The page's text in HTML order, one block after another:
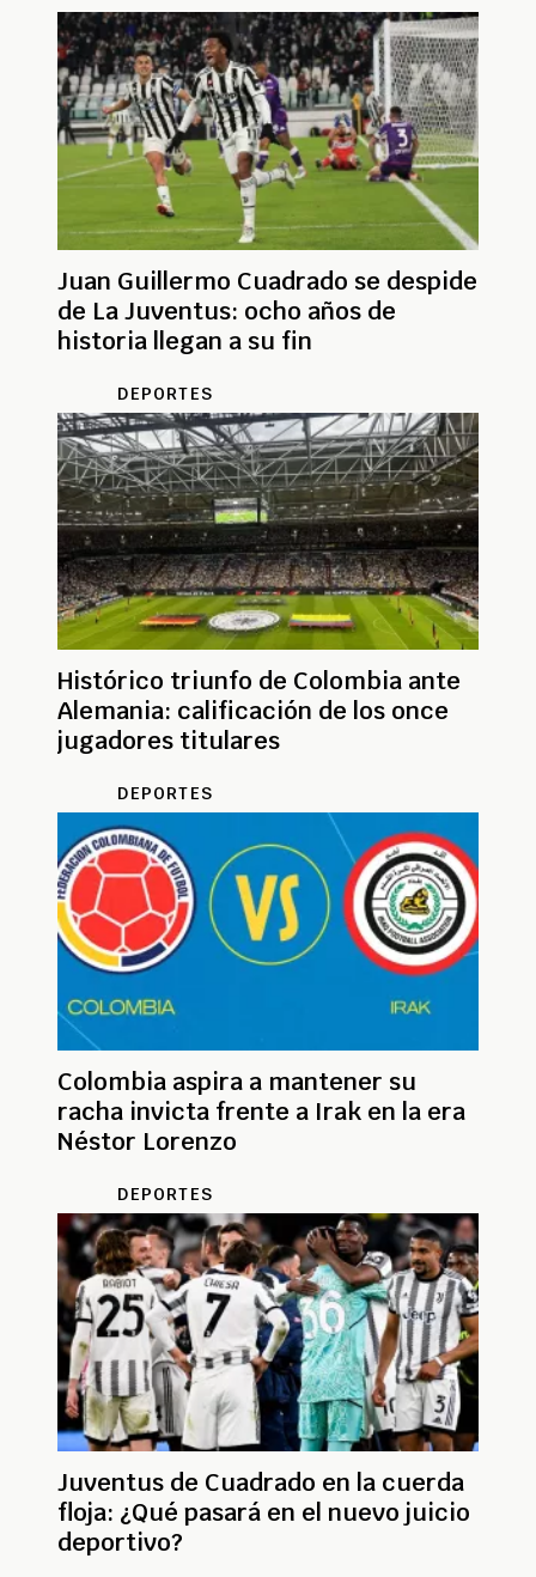
Juan Guillermo Cuadrado se despide
de La Juventus: ocho años de
historia llegan a su fin
DEPORTES
Histórico triunfo de Colombia ante
Alemania: calificación de los once
jugadores titulares
DEPORTES
Colombia aspira a mantener su
racha invicta frente a Irak en la era
Néstor Lorenzo
DEPORTES
Juventus de Cuadrado en la cuerda
floja: ¿Qué pasará en el nuevo juicio
deportivo?